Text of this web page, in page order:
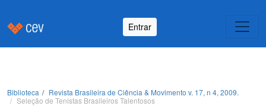
Entrar
Biblioteca
Revista Brasileira de Ciência & Movimento v. 17, n 4, 2009.
Seleção de Tenistas Brasileiros Talentosos